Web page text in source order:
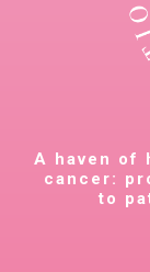
A haven of
cancer:
to